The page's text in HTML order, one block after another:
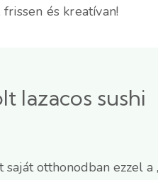
és kreatívan!
lazacos sushi
otthonodban ezzel a